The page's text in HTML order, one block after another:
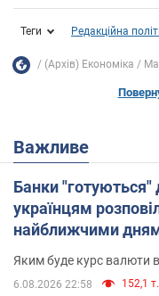
Теги Редакційна
(Архів) Економіка
Важливе
Банки "готуються"
українцям
найближчими
Яким буде курс валюти
6.08.2026 22:58 152,1 т.